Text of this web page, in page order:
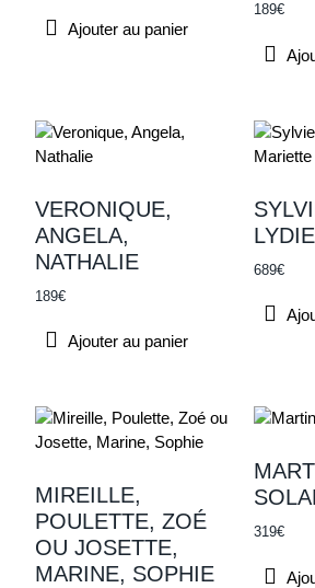
Ajouter au panier
189€
VERONIQUE,
ANGELA,
NATHALIE
189€
Ajouter au panier
689€
MIREILLE,
POULETTE, ZOÉ
OU JOSETTE,
MARINE, SOPHIE
319€